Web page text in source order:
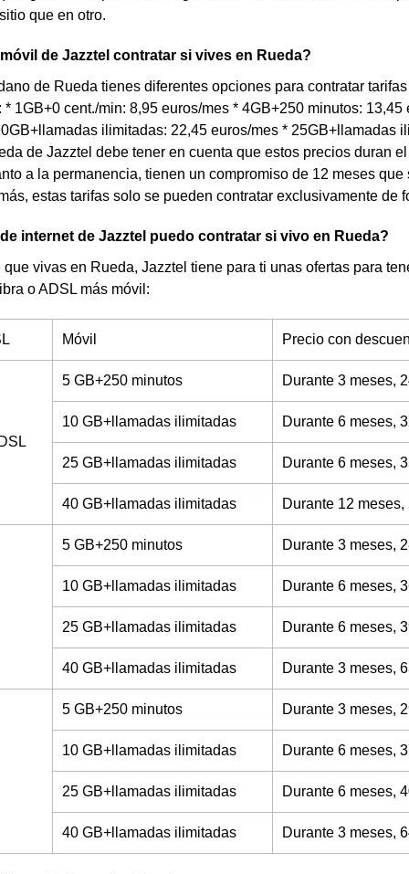
que en otro.
de Jazztel contratar si vives en Rueda?
de Rueda tienes diferentes opciones para contratar
* 1GB+0 cent./min: 8,95 euros/mes * 4GB+250 minutos:
ilimitadas: 22,45 euros/mes * 25GB+llamadas
de Jazztel debe tener en cuenta que estos precios duran
a la permanencia, tienen un compromiso de 12 meses
estas tarifas solo se pueden contratar exclusivamente de
internet de Jazztel puedo contratar si vivo en Rueda?
vivas en Rueda, Jazztel tiene para ti unas ofertas para
o ADSL más móvil:
Móvil Precio con
5 GB+250 minutos Durante 3 meses,
10 GB+llamadas ilimitadas Durante 6 meses,
25 GB+llamadas ilimitadas Durante 6 meses,
40 GB+llamadas ilimitadas Durante 12
5 GB+250 minutos Durante 3 meses,
10 GB+llamadas ilimitadas Durante 6 meses,
25 GB+llamadas ilimitadas Durante 6 meses,
40 GB+llamadas ilimitadas Durante 3 meses,
5 GB+250 minutos Durante 3 meses,
10 GB+llamadas ilimitadas Durante 6 meses,
25 GB+llamadas ilimitadas Durante 6 meses,
40 GB+llamadas ilimitadas Durante 3 meses,